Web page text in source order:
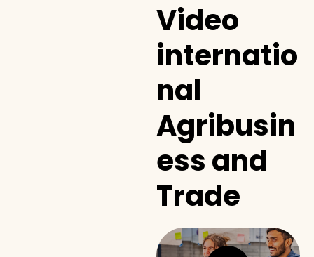
Video
internatio
nal
Agribusin
ess and
Trade